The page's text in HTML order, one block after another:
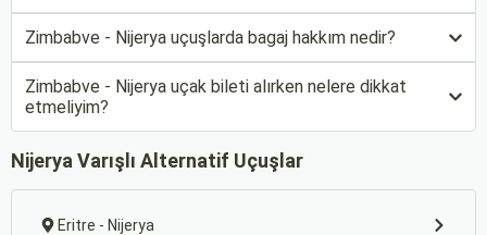
Zimbabve - Nijerya uçuşlarda bagaj hakkım nedir?
Zimbabve - Nijerya uçak bileti alırken nelere dikkat
etmeliyim?
Nijerya Varışlı Alternatif Uçuşlar
Eritre - Nijerya